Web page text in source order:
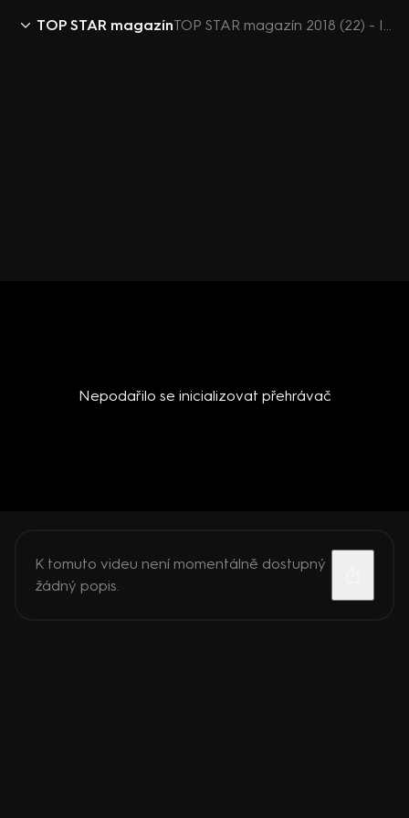
TOP STAR magazín TOP STAR magazín 2018 (22) - Ivan Vyskočil - bydlení
Nepodařilo se inicializovat přehrávač
K tomuto videu není momentálně dostupný
žádný popis.